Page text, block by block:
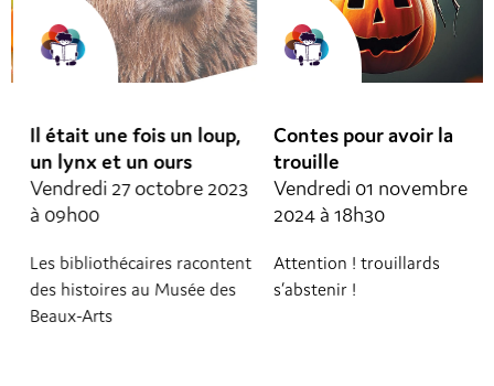
Il était une fois un loup,
un lynx et un ours
Vendredi 27 octobre 2023
à 09h00
Les bibliothécaires racontent
des histoires au Musée des
Beaux-Arts
Contes pour avoir la
trouille
Vendredi 01 novembre
2024 à 18h30
Attention ! trouillards
s’abstenir !